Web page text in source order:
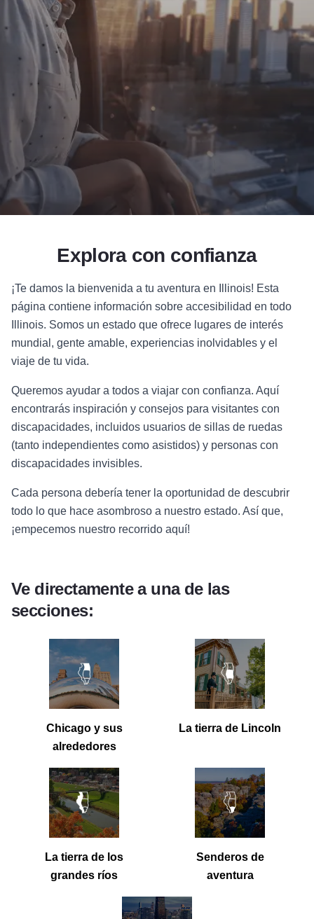
Add to Favorites
Compartir esta página
Explora con confianza
¡Te damos la bienvenida a tu aventura en Illinois! Esta
página contiene información sobre accesibilidad en todo
Illinois. Somos un estado que ofrece lugares de interés
mundial, gente amable, experiencias inolvidables y el
viaje de tu vida.
Queremos ayudar a todos a viajar con confianza. Aquí
encontrarás inspiración y consejos para visitantes con
discapacidades, incluidos usuarios de sillas de ruedas
(tanto independientes como asistidos) y personas con
discapacidades invisibles.
Cada persona debería tener la oportunidad de descubrir
todo lo que hace asombroso a nuestro estado. Así que,
¡empecemos nuestro recorrido aquí!
Ve directamente a una de las
secciones:
Chicago y sus
alrededores
Chicago y sus alrededores
La tierra de Lincoln
La tierra de
La tierra de los
grandes ríos
La tierra de los grandes ríos
Senderos de
aventura
Senderos de
Transporte accesible